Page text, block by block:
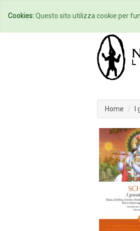
Home
Cookies:Questo sito utilizza cookie per